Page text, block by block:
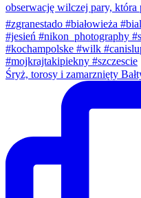
Śryż, torosy i zamarznięty